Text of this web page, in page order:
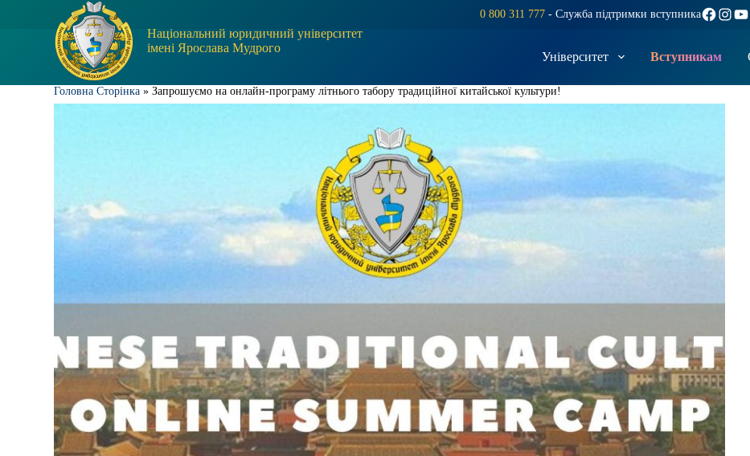
т
0 800 311 777- Служба підтримки вступникаFacebook
Національний юридичний університет
імені Ярослава Мудрого
Університет Вступникам
Головна Сторінка »Запрошуємо на онлайн-програму літнього табору традиційної китайської культури!